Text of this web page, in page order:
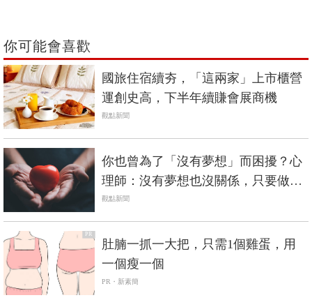
你可能會喜歡
國旅住宿續夯，「這兩家」上市櫃營
運創史高，下半年續賺會展商機
觀點新聞
你也曾為了「沒有夢想」而困擾？心
理師：沒有夢想也沒關係，只要做好
「這件事」就行
觀點新聞
PR
肚腩一抓一大把，只需1個雞蛋，用
一個瘦一個
PR・新素簡